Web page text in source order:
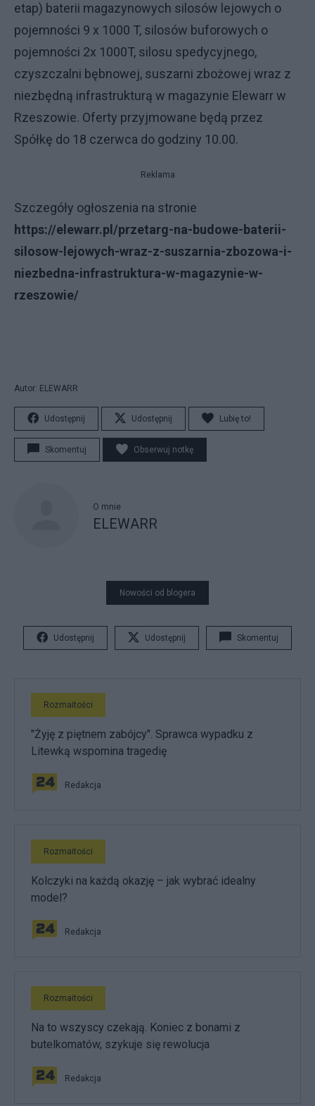
etap) baterii magazynowych silosów lejowych o
pojemności 9 x 1000 T, silosów buforowych o
pojemności 2x 1000T, silosu spedycyjnego,
czyszczalni bębnowej, suszarni zbożowej wraz z
niezbędną infrastrukturą w magazynie Elewarr w
Rzeszowie. Oferty przyjmowane będą przez
Spółkę do 18 czerwca do godziny 10.00.
Reklama
Szczegóły ogłoszenia na stronie
https://elewarr.pl/przetarg-na-budowe-baterii-
silosow-lejowych-wraz-z-suszarnia-zbozowa-i-
niezbedna-infrastruktura-w-magazynie-w-
rzeszowie/
Autor: ELEWARR
Udostępnij Udostępnij Lubię to!
Skomentuj Obserwuj notkę
O mnie
ELEWARR
Nowości od blogera
Udostępnij Udostępnij Skomentuj
Rozmaitości
"Żyję z piętnem zabójcy". Sprawca wypadku z
Litewką wspomina tragedię
Redakcja
Rozmaitości
Kolczyki na każdą okazję – jak wybrać idealny
model?
Redakcja
Rozmaitości
Na to wszyscy czekają. Koniec z bonami z
butelkomatów, szykuje się rewolucja
Redakcja